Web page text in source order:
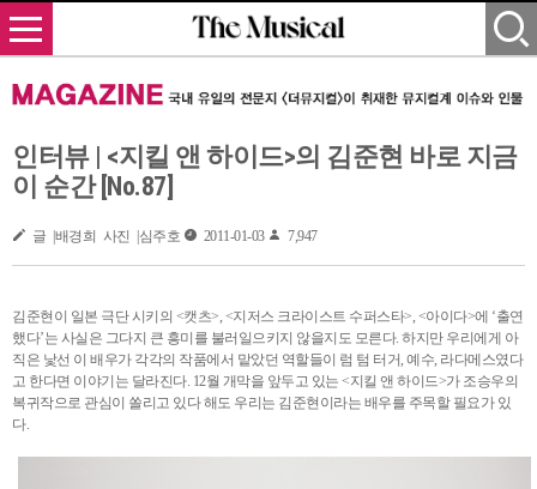
인터뷰 | <지킬 앤 하이드>의 김준현 바로 지금
이 순간 [No.87]
글 |배경희 사진 |심주호 2011-01-03 7,947
김준현이 일본 극단 시키의 <캣츠>, <지저스 크라이스트 수퍼스타>, <아이다>에 ‘출연
했다’는 사실은 그다지 큰 흥미를 불러일으키지 않을지도 모른다. 하지만 우리에게 아
직은 낯선 이 배우가 각각의 작품에서 맡았던 역할들이 럼 텀 터거, 예수, 라다메스였다
고 한다면 이야기는 달라진다. 12월 개막을 앞두고 있는 <지킬 앤 하이드>가 조승우의
복귀작으로 관심이 쏠리고 있다 해도 우리는 김준현이라는 배우를 주목할 필요가 있
다.